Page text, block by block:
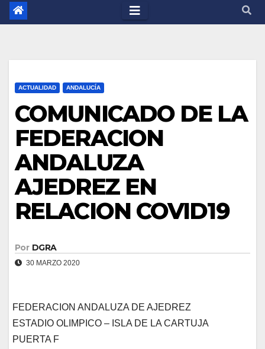
ACTUALIDAD ANDALUCÍA
COMUNICADO DE LA
FEDERACION
ANDALUZA
AJEDREZ EN
RELACION COVID19
Por DGRA
30 MARZO 2020
FEDERACION ANDALUZA DE AJEDREZ
ESTADIO OLIMPICO – ISLA DE LA CARTUJA
PUERTA F